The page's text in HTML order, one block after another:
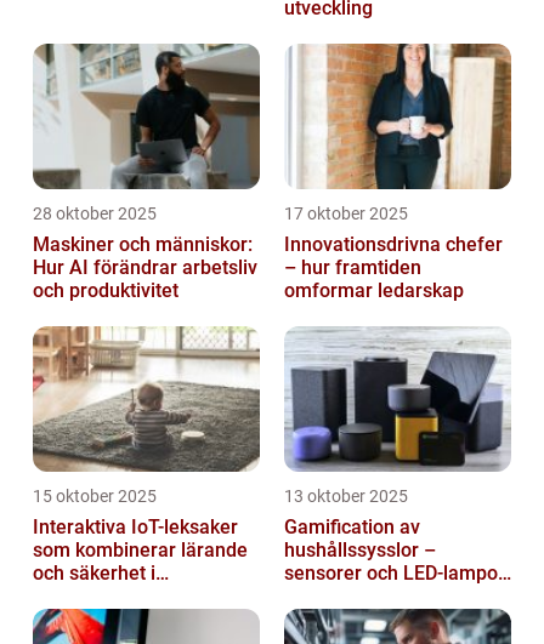
utveckling
28 oktober 2025
Maskiner och människor:
Hur AI förändrar arbetsliv
och produktivitet
17 oktober 2025
Innovationsdrivna chefer
– hur framtiden
omformar ledarskap
15 oktober 2025
Interaktiva IoT-leksaker
som kombinerar lärande
och säkerhet i
13 oktober 2025
Gamification av
hushållssysslor –
sensorer och LED-lampor